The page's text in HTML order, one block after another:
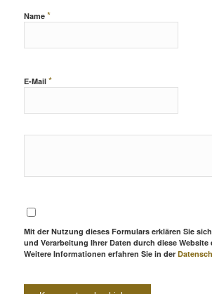
Name *
E-Mail *
Mit der Nutzung dieses Formulars erklären Sie
und Verarbeitung Ihrer Daten durch diese Website
Weitere Informationen erfahren Sie in der